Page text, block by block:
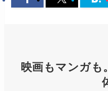
映画もマンガも